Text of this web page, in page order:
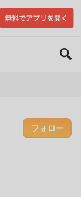
フォロー